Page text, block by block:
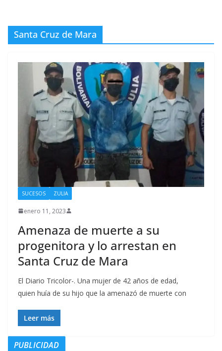
Santa Cruz de Mara
SUCESOS ZULIA
enero 11, 2023
Amenaza de muerte a su
progenitora y lo arrestan en
Santa Cruz de Mara
El Diario Tricolor-. Una mujer de 42 años de edad,
quien huía de su hijo que la amenazó de muerte con
Leer más
PUBLICIDAD